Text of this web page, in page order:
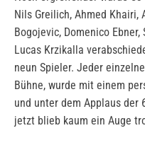
Nils Greilich, Ahmed Khairi,
Bogojevic, Domenico
Lucas Krzikalla
neun Spieler. Jeder
Bühne, wurde mit einem
und unter dem Applaus der
jetzt blieb kaum ein Auge